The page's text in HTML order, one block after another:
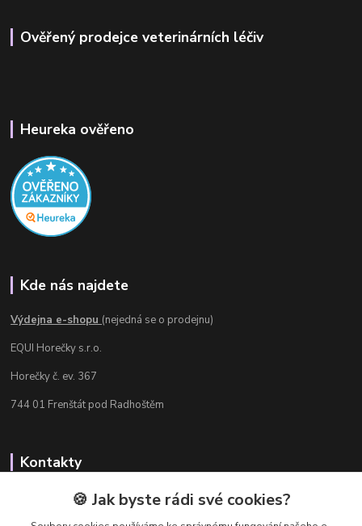
Ověřený prodejce veterinárních léčiv
Heureka ověřeno
Kde nás najdete
Výdejna e-shopu (nejedná se o prodejnu)
EQUI Horečky s.r.o.
Horečky č. ev. 367
744 01 Frenštát pod Radhoštěm
Kontakty
Radka Chamrádová
+420 737 484 708
🍪 Jak byste rádi své cookies?